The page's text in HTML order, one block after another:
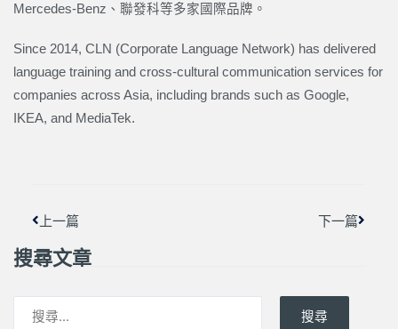
Mercedes-Benz、聯發科等多家國際品牌。
Since 2014, CLN (Corporate Language Network) has delivered
language training and cross-cultural communication services for
companies across Asia, including brands such as Google,
IKEA, and MediaTek.
上一篇 下一篇
搜尋文章
搜尋